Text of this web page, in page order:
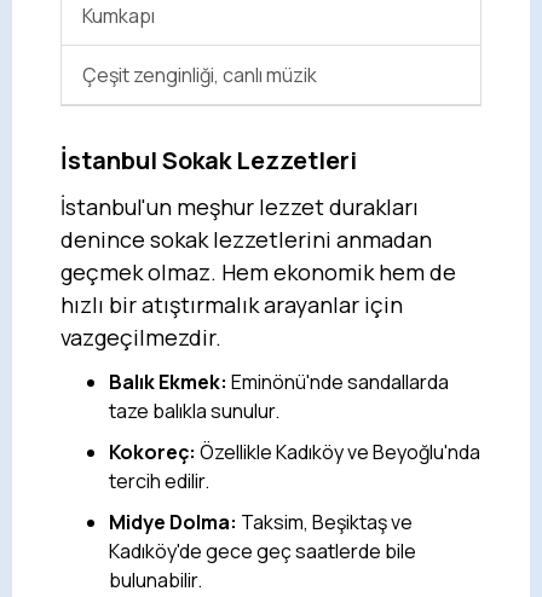
Kumkapı
Çeşit zenginliği, canlı müzik
İstanbul Sokak Lezzetleri
İstanbul'un meşhur lezzet durakları
denince sokak lezzetlerini anmadan
geçmek olmaz. Hem ekonomik hem de
hızlı bir atıştırmalık arayanlar için
vazgeçilmezdir.
Balık Ekmek: Eminönü'nde sandallarda
taze balıkla sunulur.
Kokoreç: Özellikle Kadıköy ve Beyoğlu'nda
tercih edilir.
Midye Dolma: Taksim, Beşiktaş ve
Kadıköy'de gece geç saatlerde bile
bulunabilir.